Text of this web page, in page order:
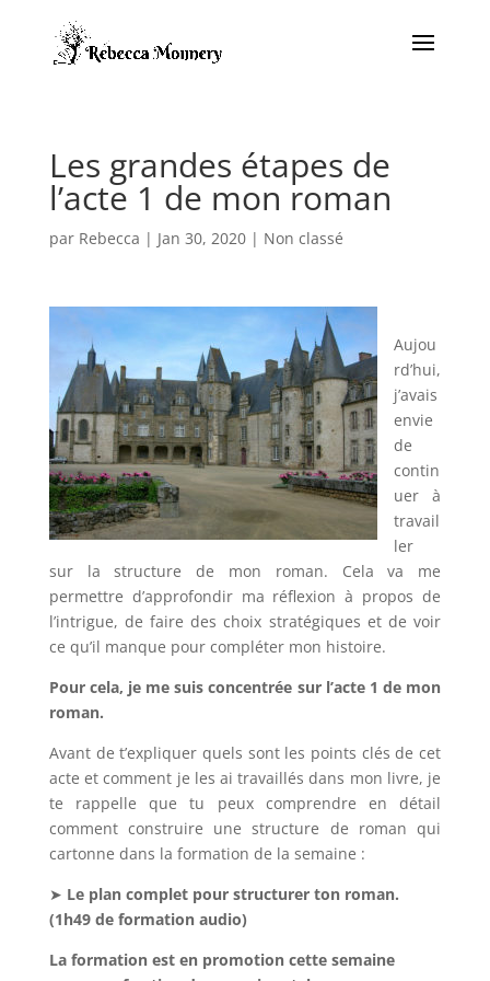
Les grandes étapes de
l’acte 1 de mon roman
par Rebecca | Jan 30, 2020| Non classé
Aujou
rd’hui,
j’avais
envie
de
contin
uer à
travail
ler
sur la structure de mon roman. Cela va me
permettre d’approfondir ma réflexion à propos de
l’intrigue, de faire des choix stratégiques et de voir
ce qu’il manque pour compléter mon histoire.
Pour cela, je me suis concentrée sur l’acte 1 de mon
roman.
Avant de t’expliquer quels sont les points clés de cet
acte et comment je les ai travaillés dans mon livre, je
te rappelle que tu peux comprendre en détail
comment construire une structure de roman qui
cartonne dans la formation de la semaine :
➤ Le plan complet pour structurer ton roman.
(1h49 de formation audio)
La formation est en promotion cette semaine